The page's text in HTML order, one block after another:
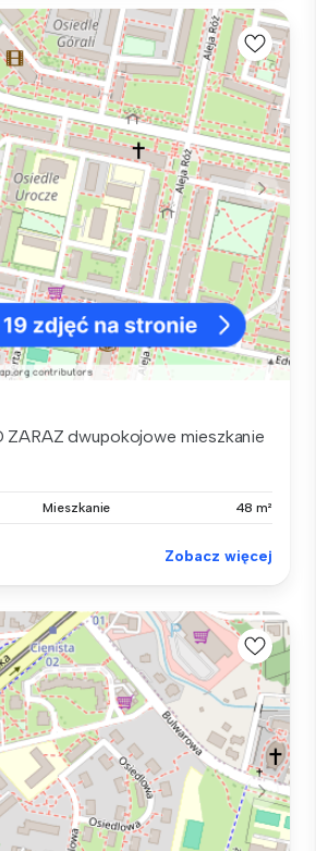
ZARAZ dwupokojowe mieszkanie
Mieszkanie 48 m²
Zobacz więcej